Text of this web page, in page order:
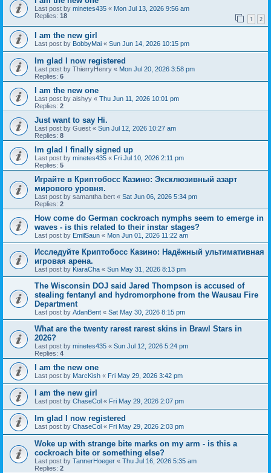
Last post by minetes435 « Mon Jul 13, 2026 9:56 am
Replies: 18 1 2
I am the new girl
Last post by BobbyMai « Sun Jun 14, 2026 10:15 pm
Im glad I now registered
Last post by ThierryHenry « Mon Jul 20, 2026 3:58 pm
Replies: 6
I am the new one
Last post by aishyy « Thu Jun 11, 2026 10:01 pm
Replies: 2
Just want to say Hi.
Last post by Guest « Sun Jul 12, 2026 10:27 am
Replies: 8
Im glad I finally signed up
Last post by minetes435 « Fri Jul 10, 2026 2:11 pm
Replies: 5
Играйте в Криптобосс Казино: Эксклюзивный азарт
мирового уровня.
Last post by samantha bert « Sat Jun 06, 2026 5:34 pm
Replies: 2
How come do German cockroach nymphs seem to emerge in
waves - is this related to their instar stages?
Last post by EmilSaun « Mon Jun 01, 2026 11:22 am
Исследуйте Криптобосс Казино: Надёжный ультимативная
игровая арена.
Last post by KiaraCha « Sun May 31, 2026 8:13 pm
The Wisconsin DOJ said Jared Thompson is accused of
stealing fentanyl and hydromorphone from the Wausau Fire
Department
Last post by AdanBent « Sat May 30, 2026 8:15 pm
What are the twenty rarest rarest skins in Brawl Stars in
2026?
Last post by minetes435 « Sun Jul 12, 2026 5:24 pm
Replies: 4
I am the new one
Last post by MarcKish « Fri May 29, 2026 3:42 pm
I am the new girl
Last post by ChaseCol « Fri May 29, 2026 2:07 pm
Im glad I now registered
Last post by ChaseCol « Fri May 29, 2026 2:03 pm
Woke up with strange bite marks on my arm - is this a
cockroach bite or something else?
Last post by TannerHoeger « Thu Jul 16, 2026 5:35 am
Replies: 2